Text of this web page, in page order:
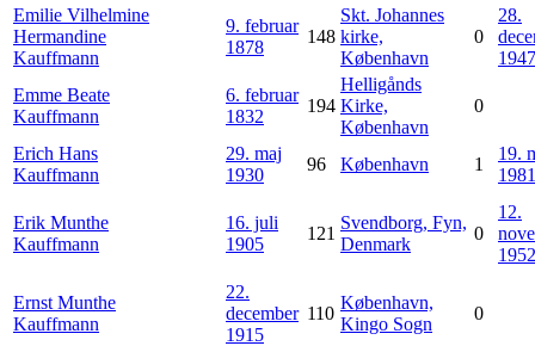
Emilie Vilhelmine
Hermandine
Kauffmann
9. februar
1878
148
Skt. Johannes
kirke,
København
0
28.
1947
Emme Beate
Kauffmann
6. februar
1832
194
Helligånds
Kirke,
København
0
Erich Hans
Kauffmann
29. maj
1930
96 København 1
19.
1981
Erik Munthe
Kauffmann
16. juli
1905
121
Svendborg, Fyn,
Denmark
0
12.
1952
Ernst Munthe
Kauffmann
22.
december
1915
110
København,
Kingo Sogn
0